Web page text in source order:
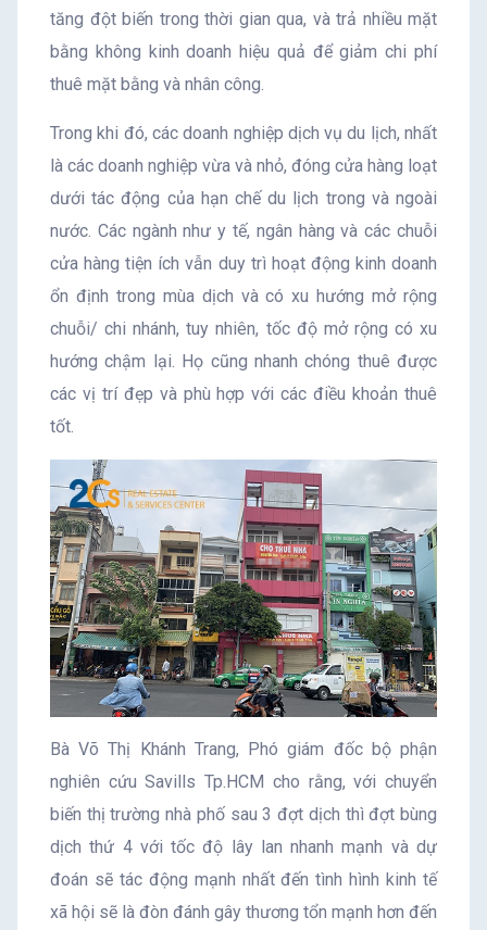
tăng đột biến trong thời gian qua, và trả nhiều mặt
bằng không kinh doanh hiệu quả để giảm chi phí
thuê mặt bằng và nhân công.
Trong khi đó, các doanh nghiệp dịch vụ du lịch, nhất
là các doanh nghiệp vừa và nhỏ, đóng cửa hàng loạt
dưới tác động của hạn chế du lịch trong và ngoài
nước. Các ngành như y tế, ngân hàng và các chuỗi
cửa hàng tiện ích vẫn duy trì hoạt động kinh doanh
ổn định trong mùa dịch và có xu hướng mở rộng
chuỗi/ chi nhánh, tuy nhiên, tốc độ mở rộng có xu
hướng chậm lại. Họ cũng nhanh chóng thuê được
các vị trí đẹp và phù hợp với các điều khoản thuê
tốt.
Bà Võ Thị Khánh Trang, Phó giám đốc bộ phận
nghiên cứu Savills Tp.HCM cho rằng, với chuyển
biến thị trường nhà phố sau 3 đợt dịch thì đợt bùng
dịch thứ 4 với tốc độ lây lan nhanh mạnh và dự
đoán sẽ tác động mạnh nhất đến tình hình kinh tế
xã hội sẽ là đòn đánh gây thương tổn mạnh hơn đến